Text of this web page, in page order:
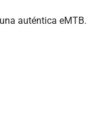
auténtica